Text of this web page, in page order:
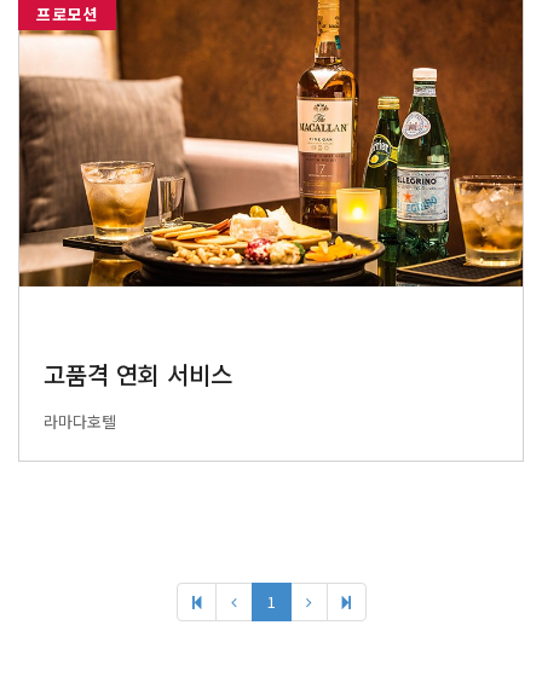
프로모션
고품격 연회 서비스
라마다호텔
1